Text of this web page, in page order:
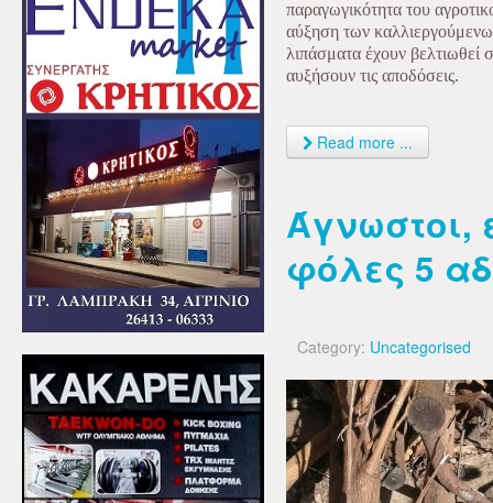
παραγωγικότητα του
αύξηση των
λιπάσματα έχουν βελτιωθεί
αυξήσουν τις αποδόσεις.
Read more ...
Άγνωστοι,
φόλες 5
Category: Uncategorised